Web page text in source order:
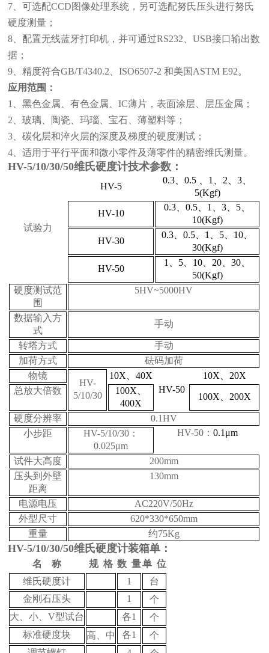
7、可选配CCD图像处理系统，另可选配努氏压头进行努氏
硬度测量；
8、配置无线蓝牙打印机，并可通过RS232、USB接口输出数
据；
9、精度符合GB/T4340.2、ISO6507-2 和美国ASTM E92。
应用范围：
1、黑色金属、有色金属、IC薄片，表面涂层、层压金属；
2、玻璃、陶瓷、玛瑙、宝石、薄塑料等；
3、碳化层和淬火层的深度及梯度的硬度测试；
4、适用于平行平面和微小零件及薄零件的精密维氏测量。
HV-5/10/30/50维氏硬度计技术参数：
试验力
HV-5
0.3、0.5 、1、2、3、
5(Kgf)
HV-10
0.3、0.5、1、3、5、
10(Kgf)
HV-30
0.3、0.5、1、5、10、
30(Kgf)
HV-50
1、5、10、20、30、
50(Kgf)
硬度测试范
围
5HV~5000HV
数据输入方
式
手动
转塔方式
手动
加荷方式
砝码加荷
物镜
HV-
5/10/30
10X、40X
HV-50
10X、20X
总放大倍数
100X、
400X
100X、200X
硬度分辨率
0.1HV
小步距
HV-5/10/30：
0.025μm
HV-50： 0.1μm
试件大高度
200mm
压头到外壁
距离
130mm
电源电压
AC220V/50Hz
外型尺寸
620*330*650mm
重量
约75Kg
HV-5/10/30/50维氏硬度计装箱单：
名 称 规 格 数 量单 位
维氏硬度计
1
台
金刚石压头
1
个
大、小、V型试台
各1
个
标准硬度块
高、中 各1
个